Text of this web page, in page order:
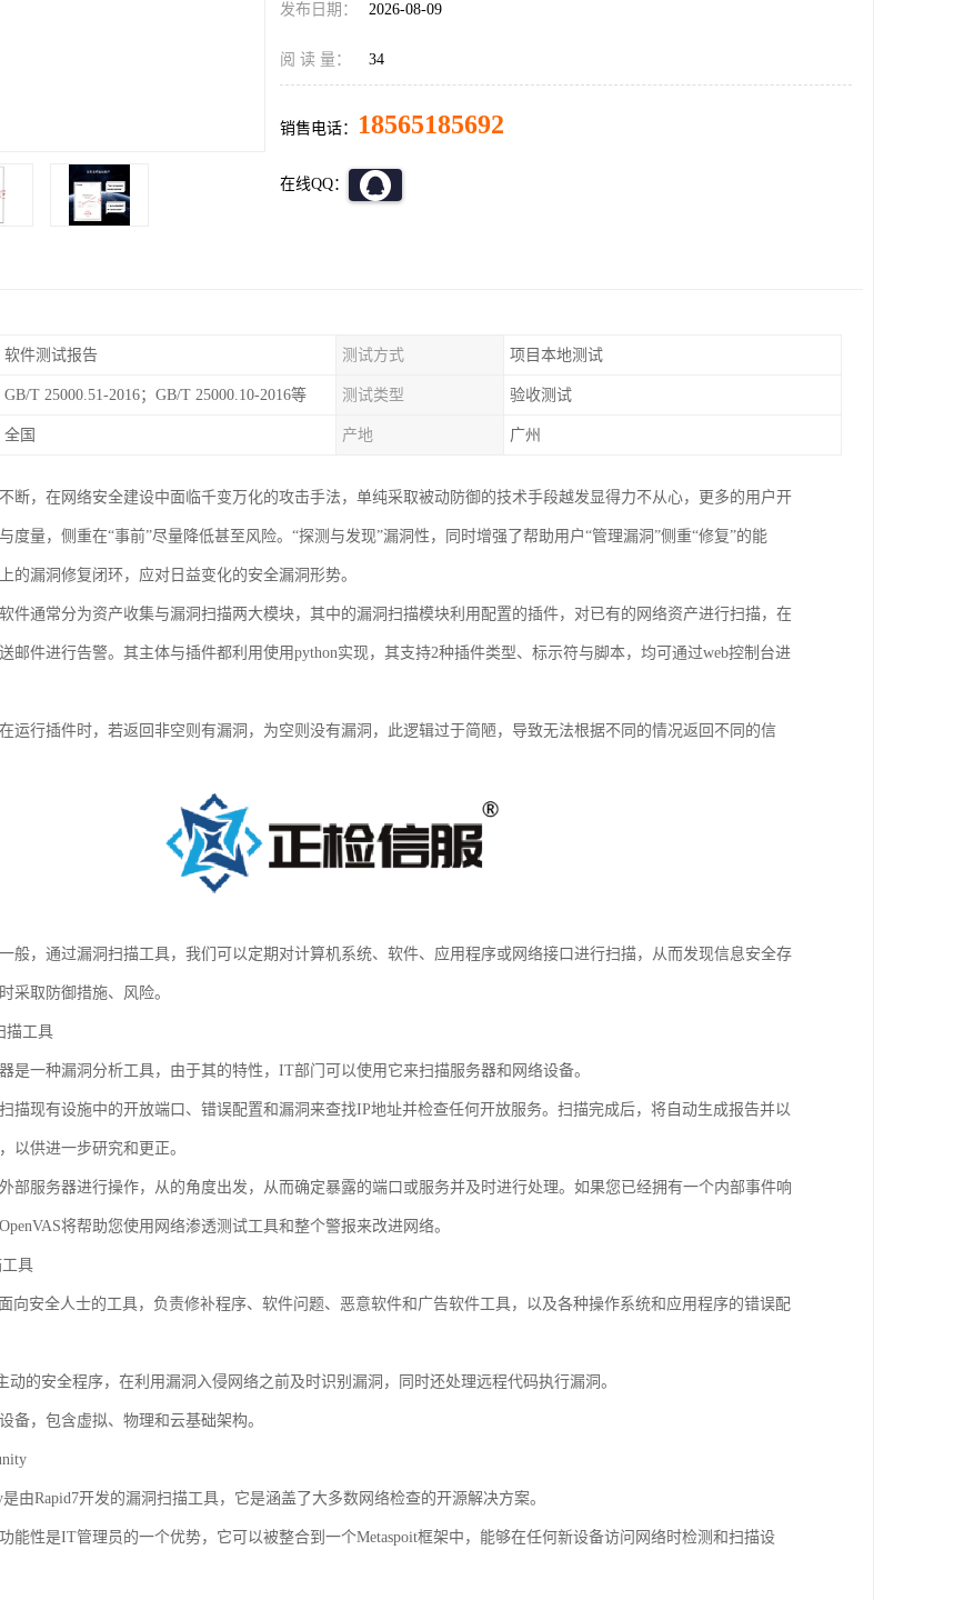
发布日期： 2026-08-09
阅 读 量： 34
销售电话： 18565185692
在线QQ：
软件测试报告 测试方式 项目本地测试
GB/T 25000.51-2016；GB/T 25000.10-2016等 测试类型 验收测试
全国 产地 广州
断，在网络安全建设中面临千变万化的攻击手法，单纯采取被动防御的技术手段越发显得力不从心，更多的用户开
度量，侧重在“事前”尽量降低甚至风险。“探测与发现”漏洞性，同时增强了帮助用户“管理漏洞”侧重“修复”的能
的漏洞修复闭环，应对日益变化的安全漏洞形势。
件通常分为资产收集与漏洞扫描两大模块，其中的漏洞扫描模块利用配置的插件，对已有的网络资产进行扫描，在
邮件进行告警。其主体与插件都利用使用python实现，其支持2种插件类型、标示符与脚本，均可通过web控制台进
运行插件时，若返回非空则有漏洞，为空则没有漏洞，此逻辑过于简陋，导致无法根据不同的情况返回不同的信
般，通过漏洞扫描工具，我们可以定期对计算机系统、软件、应用程序或网络接口进行扫描，从而发现信息安全存
采取防御措施、风险。
描工具
是一种漏洞分析工具，由于其的特性，IT部门可以使用它来扫描服务器和网络设备。
描现有设施中的开放端口、错误配置和漏洞来查找IP地址并检查任何开放服务。扫描完成后，将自动生成报告并以
以供进一步研究和更正。
部服务器进行操作，从的角度出发，从而确定暴露的端口或服务并及时进行处理。如果您已经拥有一个内部事件响
将帮助您使用网络渗透测试工具和整个警报来改进网络。
工具
向安全人士的工具，负责修补程序、软件问题、恶意软件和广告软件工具，以及各种操作系统和应用程序的错误配
动的安全程序，在利用漏洞入侵网络之前及时识别漏洞，同时还处理远程代码执行漏洞。
备，包含虚拟、物理和云基础架构。
是由Rapid7开发的漏洞扫描工具，它是涵盖了大多数网络检查的开源解决方案。
能性是IT管理员的一个优势，它可以被整合到一个Metaspoit框架中，能够在任何新设备访问网络时检测和扫描设